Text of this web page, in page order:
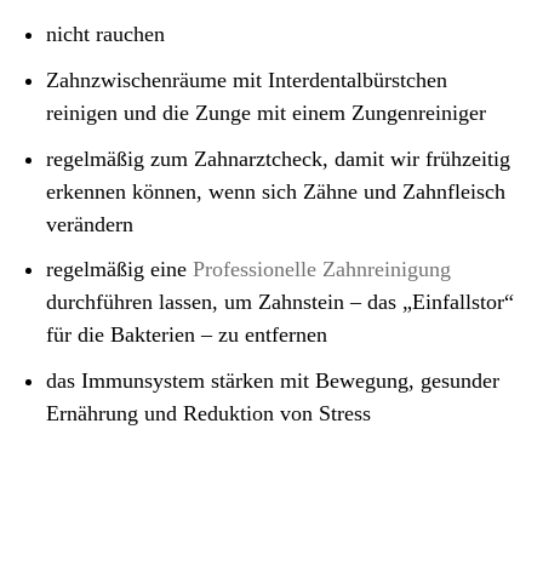
nicht rauchen
Zahnzwischenräume mit Interdentalbürstchen
reinigen und die Zunge mit einem Zungenreiniger
regelmäßig zum Zahnarztcheck, damit wir frühzeitig
erkennen können, wenn sich Zähne und Zahnfleisch
verändern
regelmäßig eineProfessionelle Zahnreinigung
durchführen lassen, um Zahnstein – das „Einfallstor“
für die Bakterien – zu entfernen
das Immunsystem stärken mit Bewegung, gesunder
Ernährung und Reduktion von Stress